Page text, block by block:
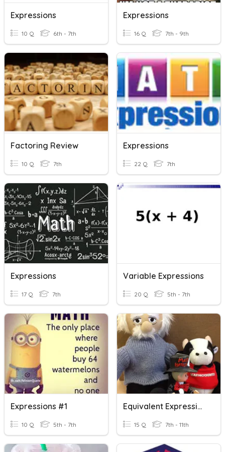
Expressions
10 Q 6th - 7th
Expressions
16 Q 7th - 9th
Factoring Review
10 Q 7th
Expressions
22 Q 7th
Expressions
17 Q 7th
Variable Expressions
20 Q 5th - 7th
Expressions #1
10 Q 5th - 7th
Equivalent Expressions
15 Q 7th - 11th